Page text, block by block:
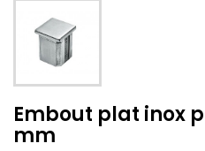
Embout plat inox
mm